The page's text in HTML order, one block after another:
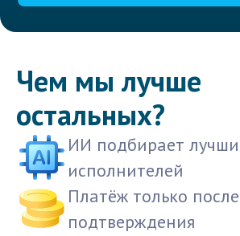
Чем мы лучше
остальных?
ИИ подбирает
исполнителей
Платёж только после
подтверждения